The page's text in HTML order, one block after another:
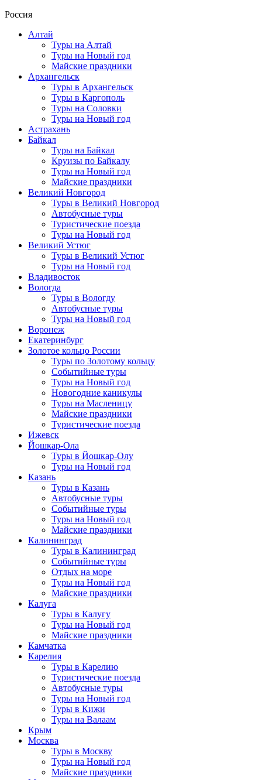
Россия
Алтай
Туры на Алтай
Туры на Новый год
Майские праздники
Архангельск
Туры в Архангельск
Туры в Каргополь
Туры на Соловки
Туры на Новый год
Астрахань
Байкал
Туры на Байкал
Круизы по Байкалу
Туры на Новый год
Майские праздники
Великий Новгород
Туры в Великий Новгород
Автобусные туры
Туристические поезда
Туры на Новый год
Великий Устюг
Туры в Великий Устюг
Туры на Новый год
Владивосток
Вологда
Туры в Вологду
Автобусные туры
Туры на Новый год
Воронеж
Екатеринбург
Золотое кольцо России
Туры по Золотому кольцу
Событийные туры
Туры на Новый год
Новогодние каникулы
Туры на Масленицу
Майские праздники
Туристические поезда
Ижевск
Йошкар-Ола
Туры в Йошкар-Олу
Туры на Новый год
Казань
Туры в Казань
Автобусные туры
Событийные туры
Туры на Новый год
Майские праздники
Калининград
Туры в Калининград
Событийные туры
Отдых на море
Туры на Новый год
Майские праздники
Калуга
Туры в Калугу
Туры на Новый год
Майские праздники
Камчатка
Карелия
Туры в Карелию
Туристические поезда
Автобусные туры
Туры на Новый год
Туры в Кижи
Туры на Валаам
Крым
Москва
Туры в Москву
Туры на Новый год
Майские праздники